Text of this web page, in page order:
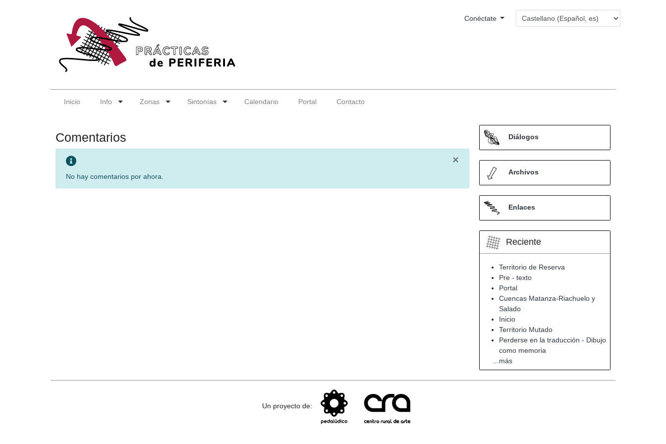
Conéctate
Inicio Info Zonas Sintonías Calendario Portal Contacto
Comentarios
×
No hay comentarios por ahora.
Diálogos
Archivos
Enlaces
Reciente
Territorio de Reserva
Pre - texto
Portal
Cuencas Matanza-Riachuelo y
Salado
Inicio
Territorio Mutado
Perderse en la traducción - Dibujo
como memoria
...más
Un proyecto de: